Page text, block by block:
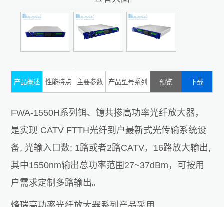
产品概述 性能特点 主要参数 产品型号系列 预览 下载
FWA-1550H系列铒、镱共掺高功率光纤放大器，
是实现 CATV FTTH光纤到户最新式光传输系统设
备, 光输入口数: 1路或者2路CATV，16路放大输出,
其中1550nm输出总功率范围27~37dBm，可按用
户需求定制多路输出。